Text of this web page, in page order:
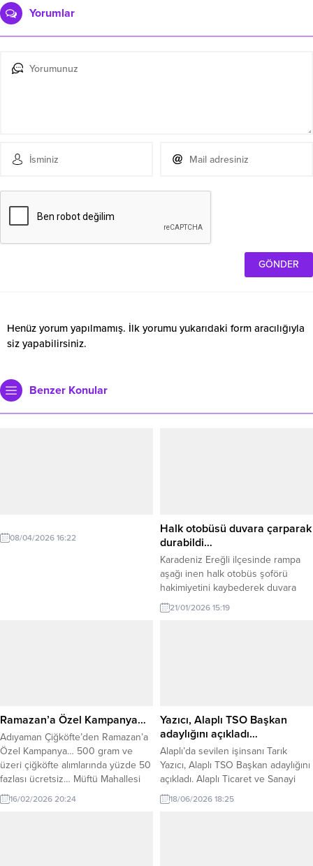
Yorumlar
Henüz yorum yapılmamış. İlk yorumu yukarıdaki form aracılığıyla
siz yapabilirsiniz.
Benzer Konular
08/04/2026 16:22
Halk otobüsü duvara çarparak
durabildi…
Karadeniz Ereğli ilçesinde rampa
aşağı inen halk otobüs şoförü
hakimiyetini kaybederek duvara
çarparak durabildi. Kaza ilçeye bağlı
Kestaneci mahallesinde meydana
Çarpmanın şiddetiyle evde...
21/01/2026 15:19
Ramazan’a Özel Kampanya…
Adıyaman Çiğköfte’den Ramazan’a
Özel Kampanya… 500 gram ve
üzeri çiğköfte alımlarında yüzde 50
fazlası ücretsiz… Müftü Mahallesi
Erdemir Caddesi’nde, Ereylin AVM
yanında hizmet veren Ramazan
16/02/2026 20:24
Yazıcı, Alaplı TSO Başkan
adaylığını açıkladı…
Alaplı’da sevilen işinsanı Tarık
Yazıcı, Alaplı TSO Başkan adaylığını
açıkladı. Alaplı Ticaret ve Sanayi
Odası Başkan Adaylığını ekibi ile
birlikte ilan eden Özerler A.Ş
18/06/2026 18:25